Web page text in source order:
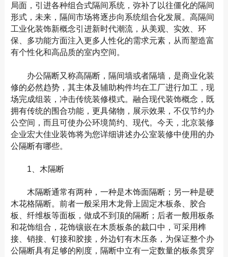
局面，引进各种组合式隔间系统，弥补了以往僵化的隔间
形式，未来，隔间市场将逐步向系统组合化发展。高隔间
工业化装饰新概念引进新时代潮流，从美观、实效、环
保、多功能方面注入更多人性化的需求元素，从而塑造富
有个性化和高品质的室内空间。
办公隔断又称高隔断，隔间墙或者隔墙，是商业化装
修的必然趋势，其主体及辅助构件均在工厂进行加工，现
场完成组装，冲击传统装修模式。融合现代装饰概念，既
拥有传统的围合功能，更具储物，展示效果，不仅节约办
公空间，而且可使办公环境简约、现代。今天，北京装修
企业宏大佳业装饰将为您详细讲述办公室装修中使用的办
公隔断有哪些。
1、木隔断
木隔断通常有两种，一种是木饰面隔断；另一种是硬
木花格隔断。前者一般采用木龙骨上固定木板条、胶合
板、纤维板等面板，做成不到顶的隔断；后者一般用板条
和花饰组合，花饰镶嵌在木质板条的裁口中，可采用榫
接、销接、钉接和胶接，外边钉有木压条，为保证整个办
公隔断具有足够的刚度，隔断中立有一定数量的板条贯穿